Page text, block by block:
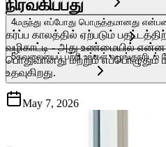
4மருந்து எப்போது பொருத்தமானது
5கவலையைப் பற்றி உங்கள் வழங்குநரிடம்
நிர்வகிப்பது
கர்ப்ப காலத்தில் ஏற்படும்
வழிகாட்டி - அது உண்மையில் என்ன
பொதுவானது மற்றும் எப்பொழுதும்
உதவுகிறது.
May 7, 2026